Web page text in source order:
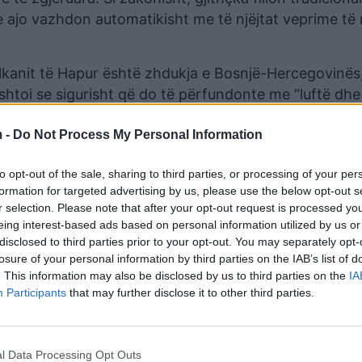
- Do Not Process My Personal Information
opt-out of the sale, sharing to third parties, or processing of your
for targeted advertising by us, please use the below opt-out
selection. Please note that after your opt-out request is processed
interest-based ads based on personal information utilized by us
to third parties prior to your opt-out. You may separately
of your personal information by third parties on the IAB’s list of
This information may also be disclosed by us to third parties on the
Participants that may further disclose it to other third parties.
Data Processing Opt Outs
ajo vazhdon automatikisht me të njëjtat veprime të
të Hapur është zhdukja e Bosnjë-
se sigurisht që do të përfundonte me “luftë
29 korrik dhe u finalizuan me nënshkrimin e dy
që kanë për qëllim lehtësimin e lëvizjes së
eksportin dhe lëvizjen mallrave,
të Serbisë, Maqedonisë së Veriut dhe Shqipërisë.